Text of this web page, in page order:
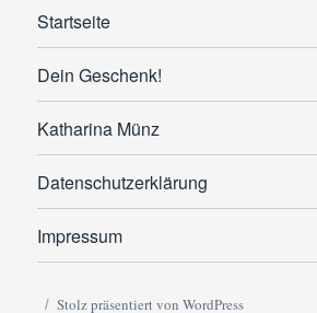
Startseite
Dein Geschenk!
Katharina Münz
Datenschutzerklärung
Impressum
Stolz präsentiert von WordPress